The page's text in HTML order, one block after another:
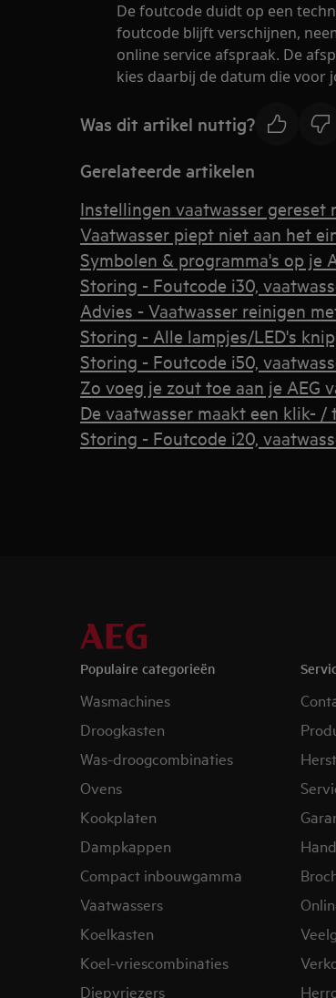
De foutcode duidt op een
foutcode blijft verschijnen,
online service afspraak. De
kies daarbij de datum die voor
Was dit artikel nuttig?
Gerelateerde artikelen
Instellingen vaatwasser gereset
Vaatwasser piept niet aan het
Symbolen & programma's op je
Storing - Foutcode i30,
Advies - Vaatwasser reinigen
Storing - Alle lampjes/LED's
Storing - Foutcode i50,
Zo voeg je zout toe aan je AEG
De vaatwasser maakt een klik-
Storing - Foutcode i20,
Populaire categorieën
Wasmachines
Droogkasten
Was-droogcombinaties
Ovens
Kookplaten
Dampkappen
Compact inbouwgamma
Vaatwassers
Koelkasten
Koel-vriescombinaties
Diepvriezers